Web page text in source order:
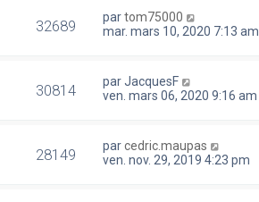
32689 partom75000
mar. mars 10, 2020 7:13 am
30814 parJacquesF
ven. mars 06, 2020 9:16 am
28149 parcedric.maupas
ven. nov. 29, 2019 4:23 pm